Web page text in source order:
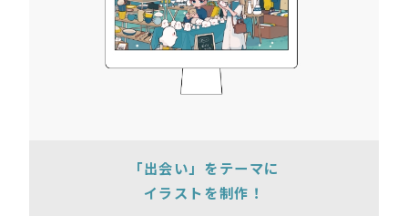
「出会い」をテーマに
イラストを制作！